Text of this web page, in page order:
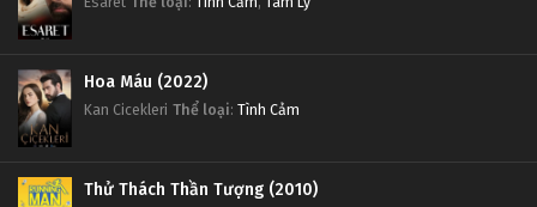
Hoa Máu (2022)
Kan Cicekleri Thể loại: Tình Cảm
Thử Thách Thần Tượng (2010)